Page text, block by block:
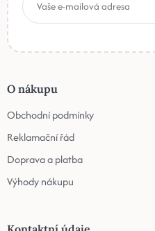
O nákupu
Obchodní podmínky
Reklamační řád
Doprava a platba
Výhody nákupu